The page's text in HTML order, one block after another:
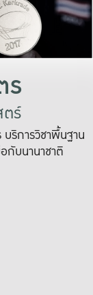
เปลี่ยนแปลง แล
เพื่อทำง
ระบบสารสนเทศ
ร
ร์
ริการวิชาพื้นฐาน
กับนานาชาติ